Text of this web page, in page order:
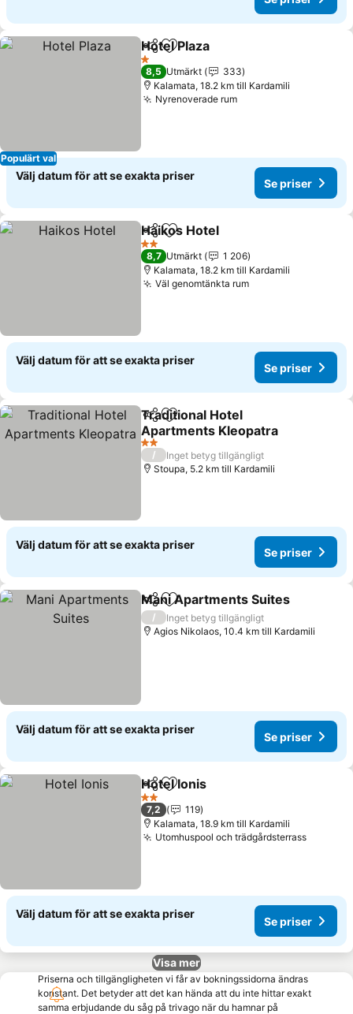
Populärt val
Dela Lägg till i Mina Favoriter
Hotel Plaza
1 Stjärnor
8,5 Utmärkt
333
Kalamata, 18.2 km till Kardamili
Nyrenoverade rum
Välj datum för att se exakta priser
Se priser
Dela Lägg till i Mina Favoriter
Haikos Hotel
2 Stjärnor
8,7 Utmärkt
1 206
Kalamata, 18.2 km till Kardamili
Väl genomtänkta rum
Välj datum för att se exakta priser
Se priser
Dela Lägg till i Mina Favoriter
Traditional Hotel
Apartments Kleopatra
2 Stjärnor
/
Inget betyg tillgängligt
Stoupa, 5.2 km till Kardamili
Välj datum för att se exakta priser
Se priser
Dela Lägg till i Mina Favoriter
Mani Apartments Suites
/
Inget betyg tillgängligt
Agios Nikolaos, 10.4 km till Kardamili
Välj datum för att se exakta priser
Se priser
Dela Lägg till i Mina Favoriter
Hotel Ionis
2 Stjärnor
7,2
119
Kalamata, 18.9 km till Kardamili
Utomhuspool och trädgårdsterrass
Välj datum för att se exakta priser
Se priser
Visa mer
Priserna och tillgängligheten vi får av bokningssidorna ändras
konstant. Det betyder att det kan hända att du inte hittar exakt
samma erbjudande du såg på trivago när du hamnar på